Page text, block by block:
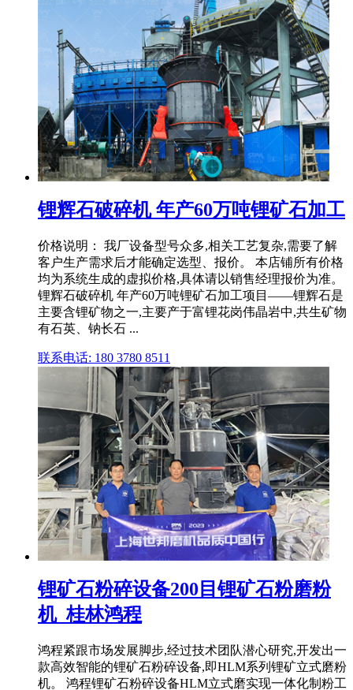
锂辉石破碎机 年产60万吨锂矿石加工
价格说明： 我厂设备型号众多,相关工艺复杂,需要了解
客户生产需求后才能确定选型、报价。 本店铺所有价格
均为系统生成的虚拟价格,具体请以销售经理报价为准。
锂辉石破碎机 年产60万吨锂矿石加工项目——锂辉石是
主要含锂矿物之一,主要产于富锂花岗伟晶岩中,共生矿物
有石英、钠长石 ...
联系电话: 180 3780 8511
锂矿石粉碎设备200目锂矿石粉磨粉
机_桂林鸿程
鸿程紧跟市场发展脚步,经过技术团队潜心研究,开发出一
款高效智能的锂矿石粉碎设备,即HLM系列锂矿立式磨粉
机。 鸿程锂矿石粉碎设备HLM立式磨实现一体化制粉工